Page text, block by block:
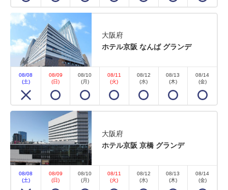
大阪府
ホテル京阪 なんば グランデ
08/08
(土)
08/09
(日)
08/10
(月)
08/11
(火)
08/12
(水)
08/13
(木)
08/14
(金)
大阪府
ホテル京阪 京橋 グランデ
08/08
(土)
08/09
(日)
08/10
(月)
08/11
(火)
08/12
(水)
08/13
(木)
08/14
(金)